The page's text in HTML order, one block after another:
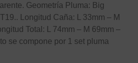
Geometría Pluma: Big
Longitud Caña: L 33mm – M
Total: L 74mm – M 69mm –
se compone por 1 set pluma